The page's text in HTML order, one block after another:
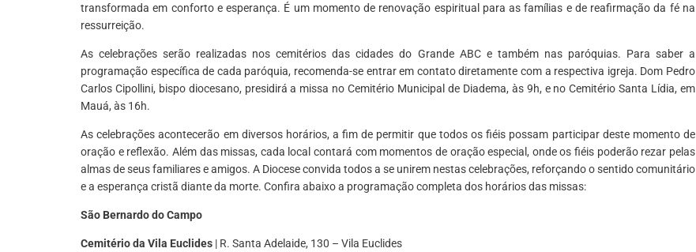
transformada em conforto e esperança. É um momento de renovação espiritual para as famílias e de reafirmação da fé na
ressurreição.
As celebrações serão realizadas nos cemitérios das cidades do Grande ABC e também nas paróquias. Para saber a
programação específica de cada paróquia, recomenda-se entrar em contato diretamente com a respectiva igreja. Dom Pedro
Carlos Cipollini, bispo diocesano, presidirá a missa no Cemitério Municipal de Diadema, às 9h, e no Cemitério Santa Lídia, em
Mauá, às 16h.
As celebrações acontecerão em diversos horários, a fim de permitir que todos os fiéis possam participar deste momento de
oração e reflexão. Além das missas, cada local contará com momentos de oração especial, onde os fiéis poderão rezar pelas
almas de seus familiares e amigos. A Diocese convida todos a se unirem nestas celebrações, reforçando o sentido comunitário
e a esperança cristã diante da morte. Confira abaixo a programação completa dos horários das missas:
São Bernardo do Campo
Cemitério da Vila Euclides | R. Santa Adelaide, 130 – Vila Euclides